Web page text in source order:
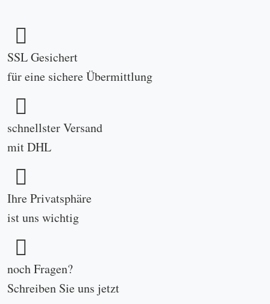
SSL Gesichert
für eine sichere Übermittlung
schnellster Versand
mit DHL
Ihre Privatsphäre
ist uns wichtig
noch Fragen?
Schreiben Sie uns jetzt